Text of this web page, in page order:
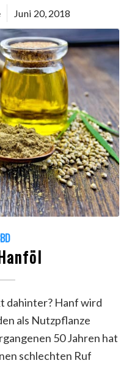
Juni 20, 2018
dahinter? Hanf wird
als Nutzpflanze
50 Jahren hat
schlechten Ruf